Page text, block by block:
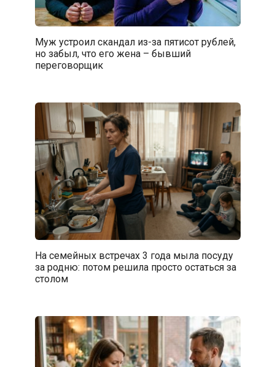
Муж устроил скандал из-за пятисот рублей,
но забыл, что его жена – бывший
переговорщик
На семейных встречах 3 года мыла посуду
за родню: потом решила просто остаться за
столом